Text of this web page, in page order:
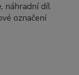
náhradní díl
označení